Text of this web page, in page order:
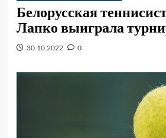
Белорусская
Лапко выиграла
30.10.2022 0